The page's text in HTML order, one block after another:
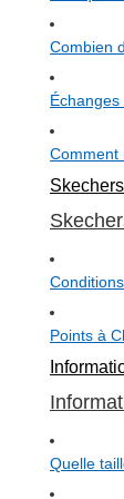
Combien
Échanges
Comment
Points à
Quelle